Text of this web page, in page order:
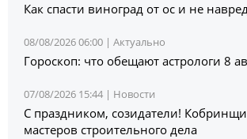
Как спасти виноград от ос и не
08/08/2026 06:00 | Актуально
Гороскоп: что обещают астрологи 8
07/08/2026 15:44 | Новости
С праздником, созидатели!
мастеров строительного дела